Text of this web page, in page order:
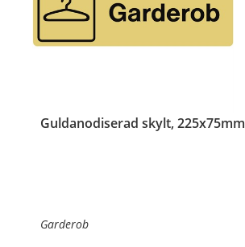
Guldanodiserad skylt, 225x75mm
Garderob